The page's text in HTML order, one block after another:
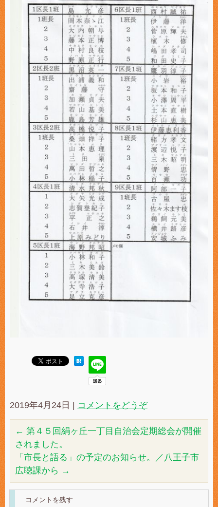
2019年4月24日 コメントをどうぞ
← 第４５回絹ヶ丘一丁目自治会定期総会が開催
されました。
「市長と語る」の予定のお知らせ。／八王子市
広聴課から →
コメントを残す